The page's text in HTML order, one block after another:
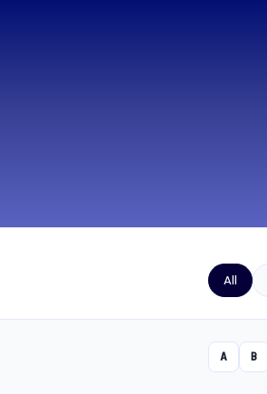
All
A B